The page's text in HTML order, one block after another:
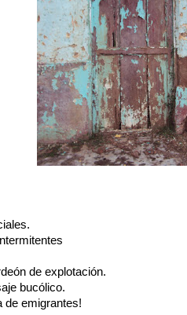
de explotación.
bucólico.
de emigrantes!